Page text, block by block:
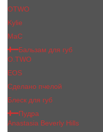
OTWO
Kylie
МаС
Бальзам для губ
O.TWO
EOS
Сделано пчелой
Блеск для губ
Пудра
Anastasia Beverly Hills